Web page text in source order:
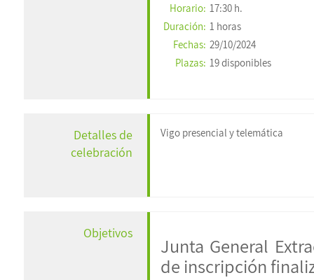
Horario: 17:30 h.
Duración: 1 horas
Fechas: 29/10/2024
Plazas: 19 disponibles
Detalles de
celebración
Vigo presencial y telemática
Objetivos
Junta General
de inscripción